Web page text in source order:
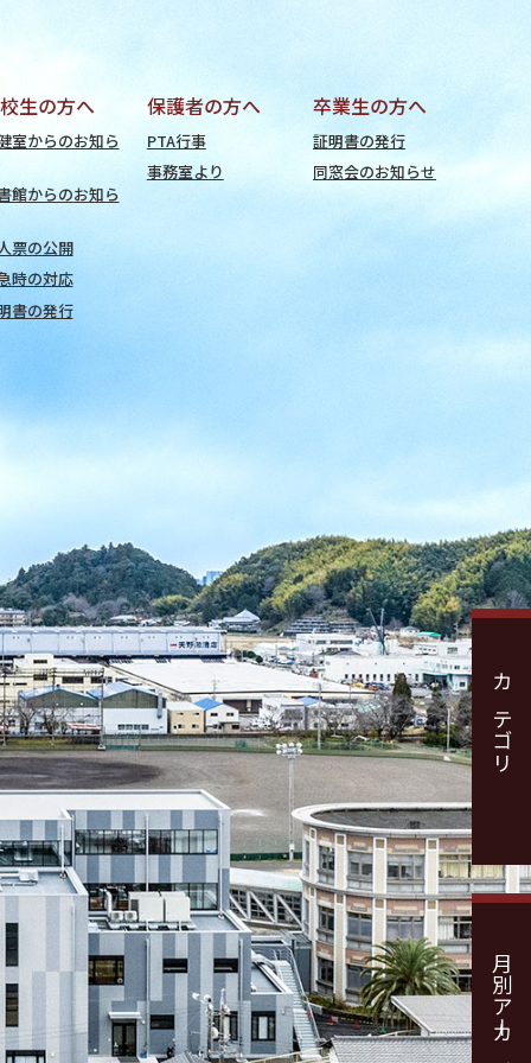
カテゴリ
月別アーカイブ
生の方へ
室からのお知ら
館からのお知ら
票の公開
時の対応
書の発行
保護者の方へ
PTA行事
事務室より
卒業生の方へ
証明書の発行
同窓会のお知らせ